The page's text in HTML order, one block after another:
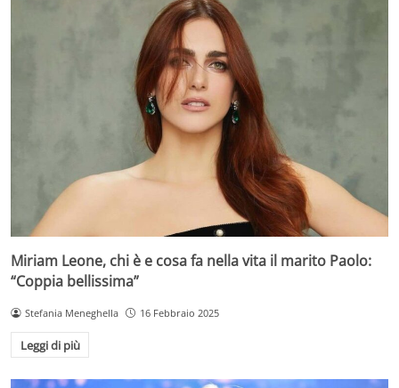
Miriam Leone, chi è e cosa fa nella vita il marito Paolo:
“Coppia bellissima”
Stefania Meneghella 16 Febbraio 2025
Leggi di più